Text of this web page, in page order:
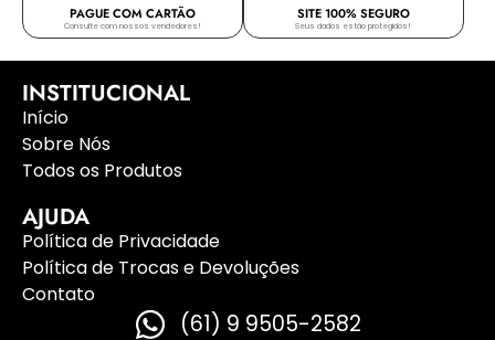
PAGUE COM CARTÃO
Consulte com nossos vendedores!
SITE 100% SEGURO
Seus dados estão protegidos!
INSTITUCIONAL
Início
Sobre Nós
Todos os Produtos
AJUDA
Política de Privacidade
Política de Trocas e Devoluções
Contato
(61) 9 9505-2582